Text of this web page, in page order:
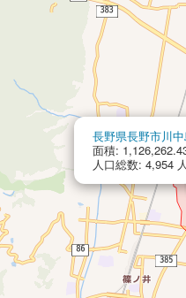
長野県長野市川
面積:
人口総数: 4,954